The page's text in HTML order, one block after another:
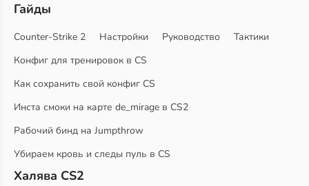
Гайды
Counter-Strike 2 Настройки Руководство
Тактики
Конфиг для тренировок в CS
Как сохранить свой конфиг CS
Инста смоки на карте de_mirage в CS2
Рабочий бинд на Jumpthrow
Убираем кровь и следы пуль в CS
Халява CS2